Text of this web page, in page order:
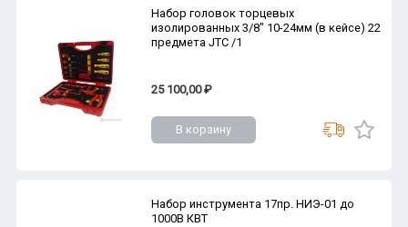
Набор головок торцевых
изолированных 3/8" 10-24мм (в кейсе) 22
предмета JTC /1
25 100,00 ₽
В корзину
Набор инструмента 17пр. НИЭ-01 до
1000В КВТ